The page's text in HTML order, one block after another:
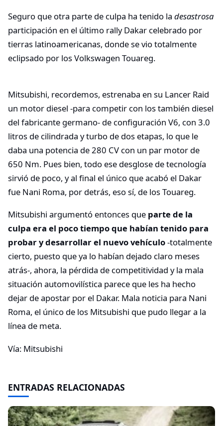
Seguro que otra parte de culpa ha tenido la desastrosa
participación en el último rally Dakar celebrado por
tierras latinoamericanas, donde se vio totalmente
eclipsado por los Volkswagen Touareg.
Mitsubishi, recordemos, estrenaba en su Lancer Raid
un motor diesel -para competir con los también diesel
del fabricante germano- de configuración V6, con 3.0
litros de cilindrada y turbo de dos etapas, lo que le
daba una potencia de 280 CV con un par motor de
650 Nm. Pues bien, todo ese desglose de tecnología
sirvió de poco, y al final el único que acabó el Dakar
fue Nani Roma, por detrás, eso sí, de los Touareg.
Mitsubishi argumentó entonces que parte de la
culpa era el poco tiempo que habían tenido para
probar y desarrollar el nuevo vehículo-totalmente
cierto, puesto que ya lo habían dejado claro meses
atrás-, ahora, la pérdida de competitividad y la mala
situación automovilística parece que les ha hecho
dejar de apostar por el Dakar. Mala noticia para Nani
Roma, el único de los Mitsubishi que pudo llegar a la
línea de meta.
Vía: Mitsubishi
ENTRADAS RELACIONADAS